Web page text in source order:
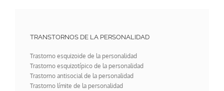
TRANSTORNOS DE LA PERSONALIDAD
Trastorno esquizoide de la personalidad
Trastorno esquizotípico de la personalidad
Trastorno antisocial de la personalidad
Trastorno límite de la personalidad